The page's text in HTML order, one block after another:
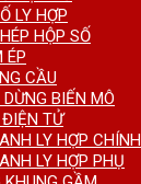
LY HỢP
HỘP SỐ
ÉP
CẦU
BIẾN MÔ
TỬ
LY HỢP CHÍNH
LY HỢP PHỤ